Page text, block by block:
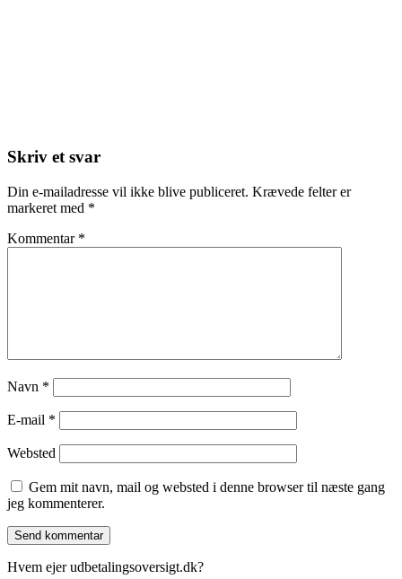
Skriv et svar
Din e-mailadresse vil ikke blive publiceret. Krævede felter er
markeret med *
Kommentar *
Navn *
E-mail *
Websted
Gem mit navn, mail og websted i denne browser til næste gang
jeg kommenterer.
Hvem ejer udbetalingsoversigt.dk?